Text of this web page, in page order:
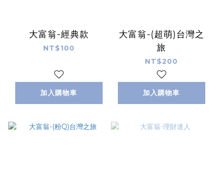
大富翁-經典款
NT$100
加入購物車
大富翁-(超萌)台灣之
旅
NT$200
加入購物車